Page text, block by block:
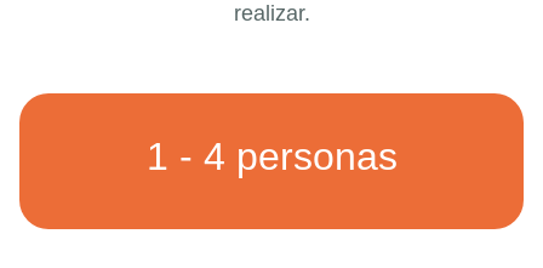
realizar.
1 - 4 personas